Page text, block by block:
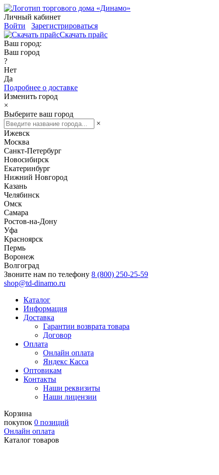
Личный кабинет
Войти
Зарегистрироваться
Скачать прайс
Ваш город:
Ваш город
?
Нет
Да
Подробнее о доставке
Изменить город
×
Выберите ваш город
×
Ижевск
Москва
Санкт-Петербург
Новосибирск
Екатеринбург
Нижний Новгород
Казань
Челябинск
Омск
Самара
Ростов-на-Дону
Уфа
Красноярск
Пермь
Воронеж
Волгоград
Звоните нам по телефону 8 (800) 250-25-59
shop@td-dinamo.ru
Каталог
Информация
Доставка
Гарантии возврата товара
Договор
Оплата
Онлайн оплата
Яндекс Касса
Оптовикам
Контакты
Наши реквизиты
Наши лицензии
Корзина
покупок 0 позиций
Онлайн оплата
Каталог товаров